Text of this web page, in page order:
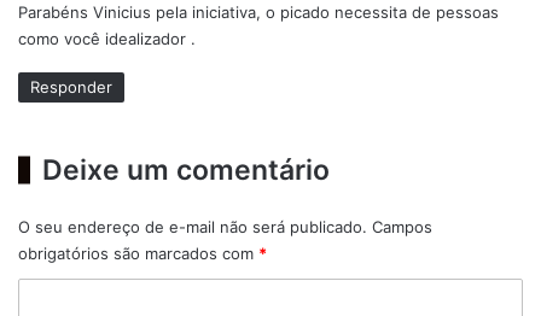
s
e
:
Parabéns Vinicius pela iniciativa, o picado necessita de pessoas
como você idealizador .
Responder
Deixe um comentário
O seu endereço de e-mail não será publicado. Campos
obrigatórios são marcados com *